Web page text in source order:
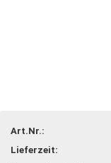
Art.Nr.:
Lieferzeit: